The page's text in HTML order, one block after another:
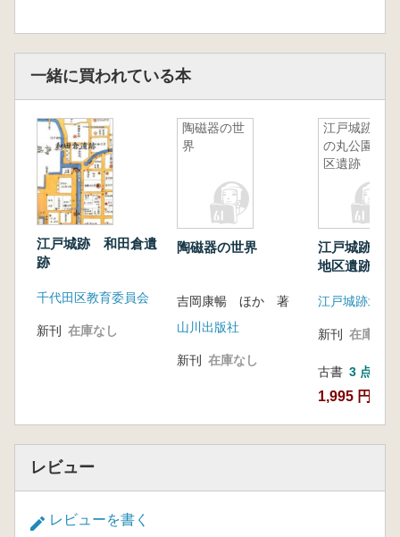
一緒に買われている本
江戸城跡 和田倉遺
跡
千代田区教育委員会
新刊 在庫なし
陶磁器の世
界
陶磁器の世界
吉岡康暢 ほか 著
山川出版社
新刊 在庫なし
江戸城跡北
の丸公園地
区遺跡
江戸城跡北
地区遺跡
新刊 在庫なし
古書 3 点
1,995 円~
レビュー
レビューを書く